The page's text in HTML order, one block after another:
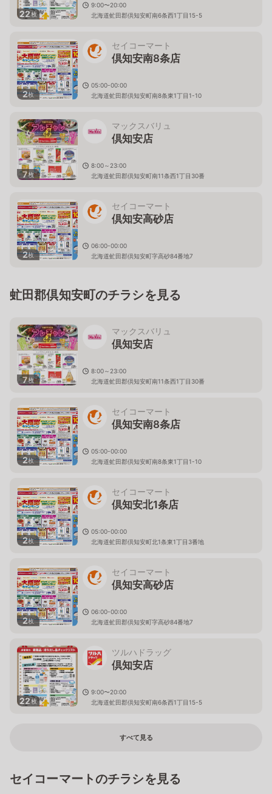
22枚
9:00〜20:00
北海道虻田郡倶知安町南6条西1丁目15-5
2枚
セイコーマート
倶知安南8条店
05:00-00:00
北海道虻田郡倶知安町南8条東1丁目1-10
7枚
マックスバリュ
倶知安店
8:00～23:00
北海道虻田郡倶知安町南11条西1丁目30番
2枚
セイコーマート
倶知安高砂店
06:00-00:00
北海道虻田郡倶知安町字高砂84番地7
虻田郡倶知安町のチラシを見る
7枚
マックスバリュ
倶知安店
8:00～23:00
北海道虻田郡倶知安町南11条西1丁目30番
2枚
セイコーマート
倶知安南8条店
05:00-00:00
北海道虻田郡倶知安町南8条東1丁目1-10
2枚
セイコーマート
倶知安北1条店
05:00-00:00
北海道虻田郡倶知安町北1条東1丁目3番地
2枚
セイコーマート
倶知安高砂店
06:00-00:00
北海道虻田郡倶知安町字高砂84番地7
22枚
ツルハドラッグ
倶知安店
9:00〜20:00
北海道虻田郡倶知安町南6条西1丁目15-5
すべて見る
セイコーマートのチラシを見る